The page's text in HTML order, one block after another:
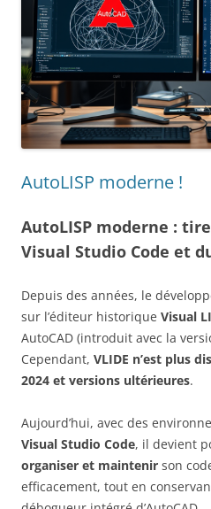
AutoLISP moderne !
AutoLISP moderne :
Visual Studio Code et
Depuis des années, le
sur l’éditeur historique Visual
AutoCAD (introduit avec la
Cependant, VLIDE n’est plus
2024 et versions ultérieures.
Aujourd’hui, avec des
Visual Studio Code, il devient
organiser et maintenir son
efficacement, tout en